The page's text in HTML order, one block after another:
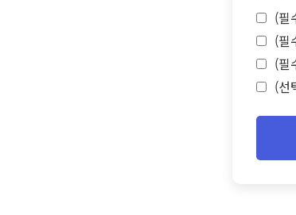
(필
(필
(필
(선